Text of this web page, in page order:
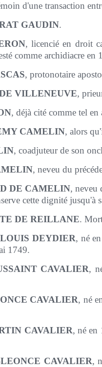
d'une transaction
GAUDIN.
, licencié en droit
comme archidiacre en
, protonotaire
VILLENEUVE,
, déjà cité comme tel
CAMELIN, alors
, coadjuteur de son
, neveu du
DE CAMELIN, neveu
cette dignité jusqu'à
DE REILLANE.
DEYDIER, né
1749.
CAVALIER,
CAVALIER, né
CAVALIER, né en
CAVALIER,